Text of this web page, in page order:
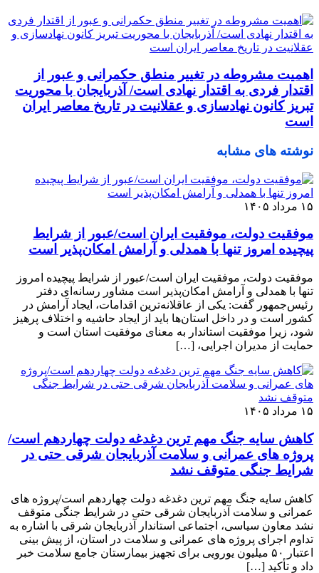
اهمیت مشروطه در تغییر منطق حکمرانی و عبور از
اقتدار فردی به اقتدار نهادی است/ آذربایجان با محوریت
تبریز کانون نهادسازی و عقلانیت در تاریخ معاصر ایران
است
نوشته های مشابه
۱۵ مرداد ۱۴۰۵
موفقیت دولت، موفقیت ایران است/عبور از شرایط
پیچیده امروز تنها با همدلی و آرامش امکان‌پذیر است
موفقیت دولت، موفقیت ایران است/عبور از شرایط پیچیده امروز
تنها با همدلی و آرامش امکان‌پذیر است مشاور رسانه‌ای دفتر
رئیس‌جمهور گفت: یکی از عاقلانه‌ترین اقدامات، ایجاد آرامش در
کشور است و در داخل استان‌ها باید از ایجاد حاشیه و اختلاف پرهیز
شود، زیرا موفقیت استاندار به معنای موفقیت استان است و
حمایت از مدیران اجرایی، […]
۱۵ مرداد ۱۴۰۵
کاهش سایه جنگ مهم ‌ترین دغدغه دولت چهاردهم است/
پروژه ‌های عمرانی و سلامت آذربایجان شرقی حتی در
شرایط جنگی متوقف نشد
کاهش سایه جنگ مهم ‌ترین دغدغه دولت چهاردهم است/پروژه ‌های
عمرانی و سلامت آذربایجان شرقی حتی در شرایط جنگی متوقف
نشد معاون سیاسی، اجتماعی استاندار آذربایجان شرقی با اشاره به
تداوم اجرای پروژه ‌های عمرانی و سلامت در استان، از پیش ‌بینی
اعتبار ۵۰ میلیون یورویی برای تجهیز بیمارستان جامع سلامت خبر
داد و تأکید […]